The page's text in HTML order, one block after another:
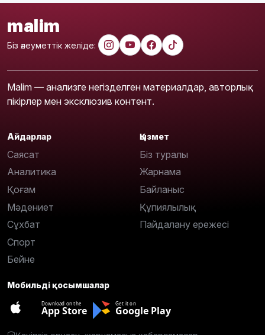
malim
Біз әлеуметтік желіде:
Malim — анализге негізделген материалдар, авторлық
пікірлер мен эксклюзив контент.
Айдарлар
Саясат
Аналитика
Қоғам
Мәдениет
Сұхбат
Спорт
Бейне
Қызмет
Біз туралы
Жарнама
Байланыс
Құпиялылық
Пайдалану ережесі
Мобильді қосымшалар
Download on the
App Store
Get it on
Google Play